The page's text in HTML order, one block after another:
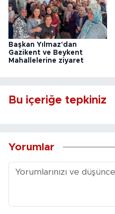
Başkan Yılmaz'dan
Gazikent ve Beykent
Mahallelerine ziyaret
Bu içeriğe tepkiniz
Yorumlar